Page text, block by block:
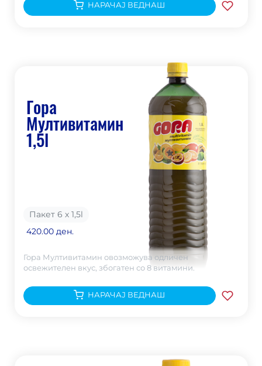
НАРАЧАЈ ВЕДНАШ
Гора
Мултивитамин
1,5l
Пакет 6 х 1,5l
420.00 ден.
Гора Мултивитамин овозможува одличен
освежителен вкус, збогатен со 8 витамини.
НАРАЧАЈ ВЕДНАШ